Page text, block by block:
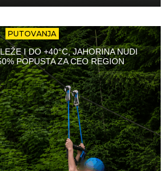
PUTOVANJA
I DO +40°C, JAHORINA NUDI
POPUSTA ZA CEO REGION